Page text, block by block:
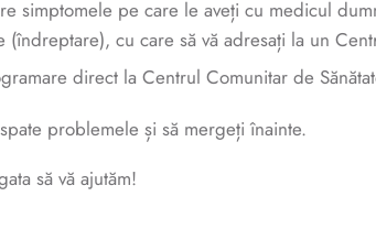
simptomele pe care le aveți cu medicul
cu care să vă adresați la un
direct la Centrul Comunitar de
problemele și să mergeți înainte.
să vă ajutăm!